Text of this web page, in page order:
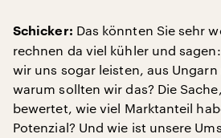
Schicker: Das könnten Sie sehr
rechnen da viel kühler und
wir uns sogar leisten, aus
warum sollten wir das? Die
bewertet, wie viel Marktanteil
Potenzial? Und wie ist unsere